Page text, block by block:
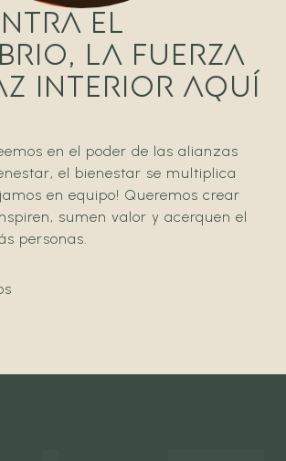
el
la fuerza
interior aquí
en el poder de las alianzas
el bienestar se multiplica
en equipo! Queremos crear
sumen valor y acerquen el
personas.